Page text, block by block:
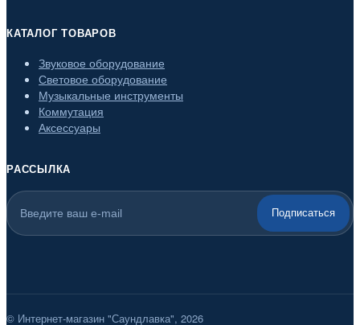
КАТАЛОГ ТОВАРОВ
Звуковое оборудование
Световое оборудование
Музыкальные инструменты
Коммутация
Аксессуары
РАССЫЛКА
Подписаться
© Интернет-магазин "Саундлавка", 2026